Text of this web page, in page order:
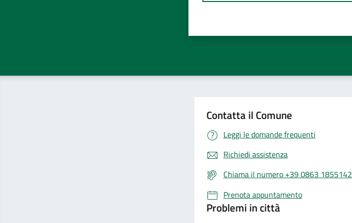
Contatta il Comune
Leggi le domande frequenti
Richiedi assistenza
Chiama il numero +39 0863 1855142
Prenota appuntamento
Problemi in città